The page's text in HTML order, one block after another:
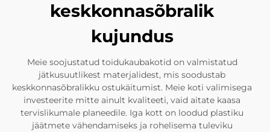
keskkonnasõbralik
kujundus
Meie soojustatud toidukaubakotid on valmistatud
jätkusuutlikest materjalidest, mis soodustab
keskkonnasõbralikku ostukäitumist. Meie koti valimisega
investeerite mitte ainult kvaliteeti, vaid aitate kaasa
tervislikumale planeedile. Iga kott on loodud plastiku
jäätmete vähendamiseks ja rohelisema tuleviku